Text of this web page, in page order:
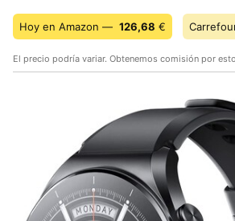
Hoy en Amazon — 126,68 €
El precio podría variar. Obtenemos comisión por